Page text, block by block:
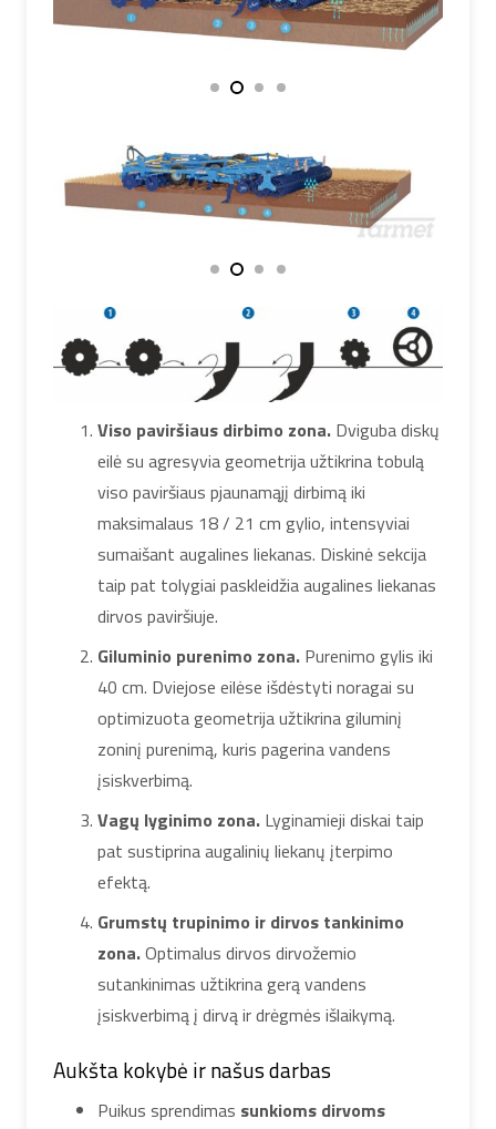
Viso paviršiaus dirbimo zona. Dviguba diskų
eilė su agresyvia geometrija užtikrina tobulą
viso paviršiaus pjaunamąjį dirbimą iki
maksimalaus 18 / 21 cm gylio, intensyviai
sumaišant augalines liekanas. Diskinė sekcija
taip pat tolygiai paskleidžia augalines liekanas
dirvos paviršiuje.
Giluminio purenimo zona. Purenimo gylis iki
40 cm. Dviejose eilėse išdėstyti noragai su
optimizuota geometrija užtikrina giluminį
zoninį purenimą, kuris pagerina vandens
įsiskverbimą.
Vagų lyginimo zona. Lyginamieji diskai taip
pat sustiprina augalinių liekanų įterpimo
efektą.
Grumstų trupinimo ir dirvos tankinimo
zona.Optimalus dirvos dirvožemio
sutankinimas užtikrina gerą vandens
įsiskverbimą į dirvą ir drėgmės išlaikymą.
Aukšta kokybė ir našus darbas
Puikus sprendimas sunkioms dirvoms